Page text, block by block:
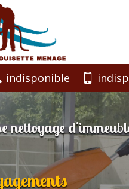
indisponible
nettoyage